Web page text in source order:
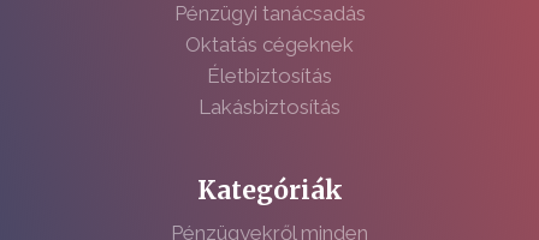
Pénzügyi tanácsadás
Oktatás cégeknek
Életbiztosítás
Lakásbiztosítás
Kategóriák
Pénzügyekről minden